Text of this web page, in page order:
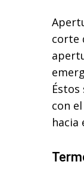
corte
con
hacia